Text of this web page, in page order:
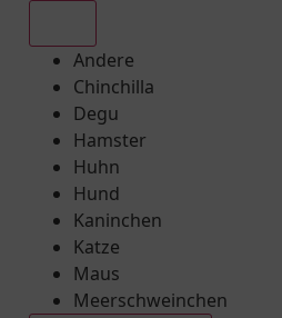
Andere
Chinchilla
Degu
Hamster
Huhn
Hund
Kaninchen
Katze
Maus
Meerschweinchen